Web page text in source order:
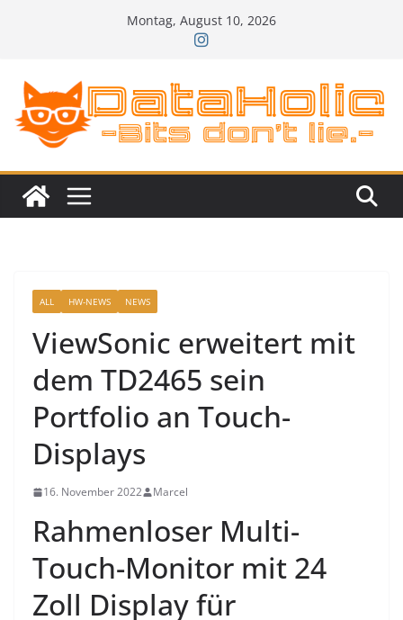
Montag, August 10, 2026
ALL HW-NEWS NEWS
ViewSonic erweitert mit
dem TD2465 sein
Portfolio an Touch-
Displays
16. November 2022 Marcel
Rahmenloser Multi-
Touch-Monitor mit 24
Zoll Display für